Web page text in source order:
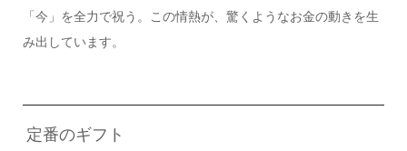
「今」を全力で祝う。この情熱が、驚くようなお金の動きを生
み出しています。
定番のギフト